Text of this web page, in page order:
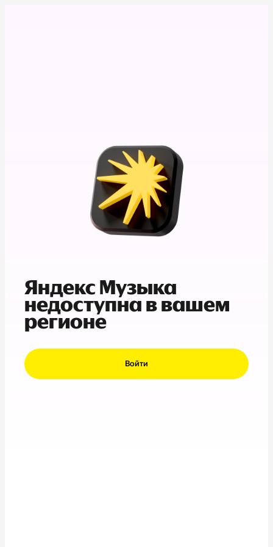
Яндекс Музыка
недоступна в вашем
регионе
Войти